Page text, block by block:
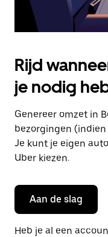
Rijd
je nodig
Genereer omzet in
bezorgingen
Je kunt je eigen
Uber kiezen.
Aan de slag
Heb je al een